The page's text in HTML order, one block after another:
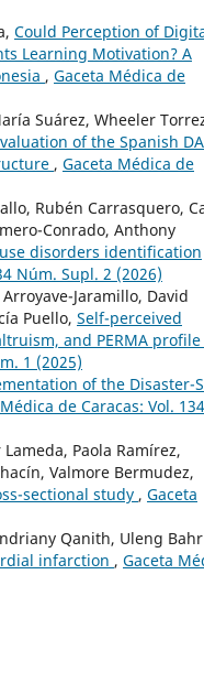
Could Perception of
Learning Motivation? A
, Gaceta Médica de
Suárez, Wheeler
of the Spanish
, Gaceta Médica de
Rubén Carrasquero,
Conrado, Anthony
disorders identification
Núm. Supl. 2 (2026)
Jaramillo, David
Puello, Self-perceived
and PERMA
1 (2025)
of the Disaster-
de Caracas: Vol. 134
Paola Ramírez,
Valmore Bermudez,
sectional study , Gaceta
Qanith, Uleng
infarction , Gaceta